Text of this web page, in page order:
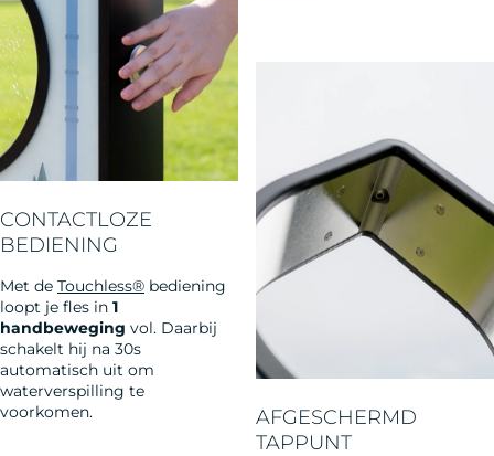
CONTACTLOZE
BEDIENING
Met de Touchless® bediening
loopt je fles in 1
handbeweging vol. Daarbij
schakelt hij na 30s
automatisch uit om
waterverspilling te
voorkomen.
AFGESCHERMD
TAPPUNT